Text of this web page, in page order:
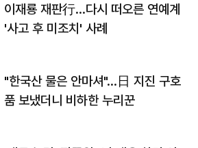
이재룡 재판行…다시 떠오른 연예계
'사고 후 미조치' 사례
"한국산 물은 안마셔"…日 지진 구호
품 보냈더니 비하한 누리꾼